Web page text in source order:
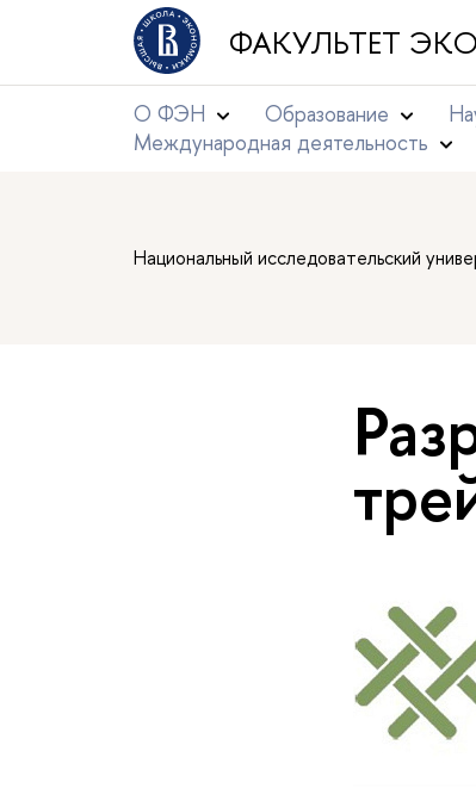
ФАКУЛЬТЕТ
О ФЭН Образование
Международная деятельность
Национальный исследовательский